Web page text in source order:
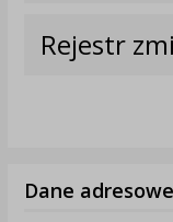
Rejestr
Dane